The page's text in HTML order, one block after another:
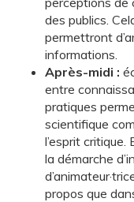
des publics.
permettront
informations.
Après-midi :
entre
pratiques
scientifique
l’esprit
la démarche
propos que